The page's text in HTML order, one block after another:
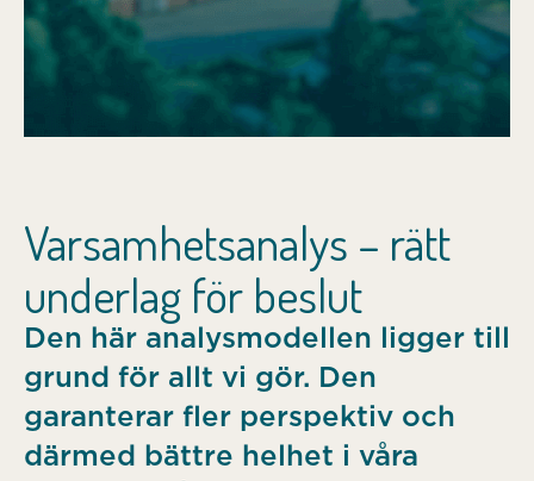
Varsamhetsanalys – rätt
underlag för beslut
Den här analysmodellen ligger till
grund för allt vi gör. Den
garanterar fler perspektiv och
därmed bättre helhet i våra